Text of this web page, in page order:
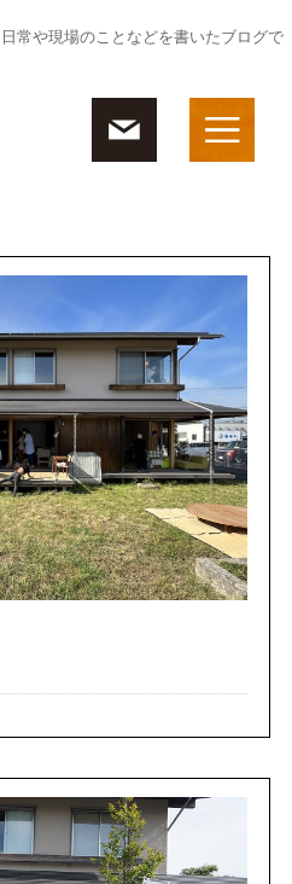
常や現場のことなどを書いたブログで